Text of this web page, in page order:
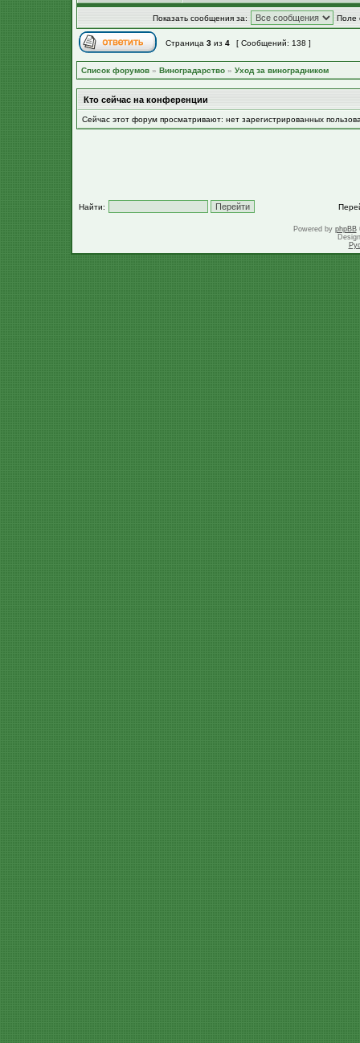
Показать сообщения за: Поле
Страница 3 из 4 [ Сообщений: 138 ]
Список форумов » Виноградарство » Уход за виноградником
Кто сейчас на конференции
Сейчас этот форум просматривают: нет зарегистрированных
Найти:
Powered by phpBB